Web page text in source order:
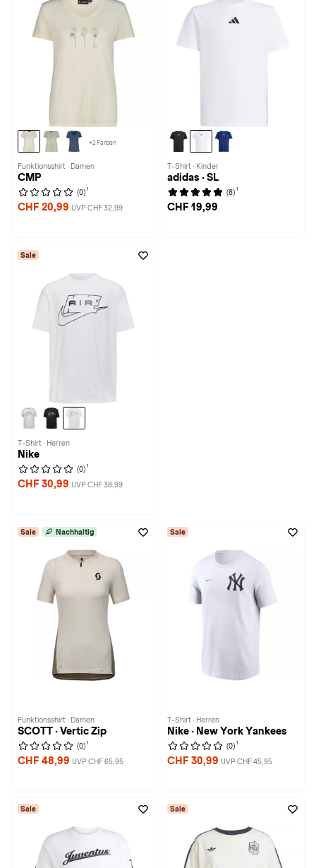
+2 Farben
Funktionsshirt · Damen
CMP
(0) 1
CHF 20,99 UVP CHF 32,99
T-Shirt · Kinder
adidas · SL
(8) 1
CHF 19,99
Sale
T-Shirt · Herren
Nike
(0) 1
CHF 30,99 UVP CHF 38,99
Sale Nachhaltig
Funktionsshirt · Damen
SCOTT · Vertic Zip
(0) 1
CHF 48,99 UVP CHF 65,95
Sale
T-Shirt · Herren
Nike · New York Yankees
(0) 1
CHF 30,99 UVP CHF 45,95
Sale Sale